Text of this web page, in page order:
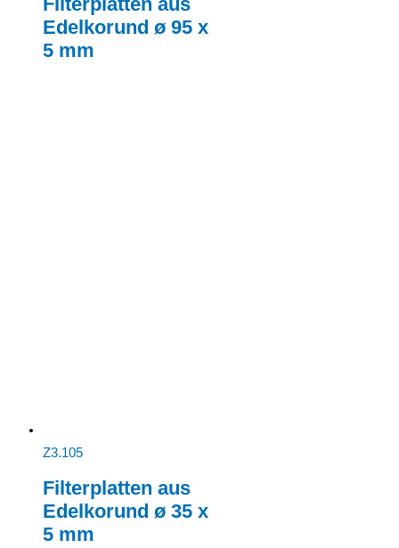
Edelkorund ø 95 x
5 mm
Z3.105
Filterplatten aus
Edelkorund ø 35 x
5 mm